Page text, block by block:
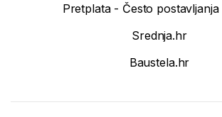
Pretplata - Često postavljanja
Srednja.hr
Baustela.hr